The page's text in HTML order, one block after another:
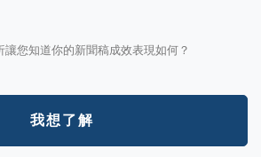
您知道你的新聞稿成效表現如何？
我想了解